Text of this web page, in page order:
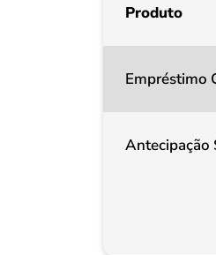
Produto
Empréstimo
Antecipação